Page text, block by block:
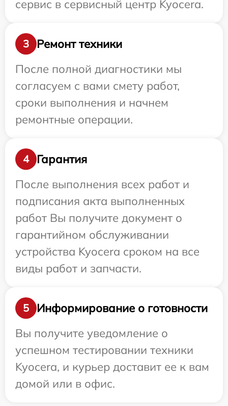
сервис в сервисный центр Kyocera.
3
Ремонт техники
После полной диагностики мы
согласуем с вами смету работ,
сроки выполнения и начнем
ремонтные операции.
4
Гарантия
После выполнения всех работ и
подписания акта выполненных
работ Вы получите документ о
гарантийном обслуживании
устройства Kyocera сроком на все
виды работ и запчасти.
5
Информирование о готовности
Вы получите уведомление о
успешном тестировании техники
Kyocera, и курьер доставит ее к вам
домой или в офис.